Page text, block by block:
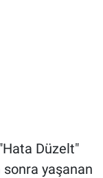
Düzelt"
yaşanan